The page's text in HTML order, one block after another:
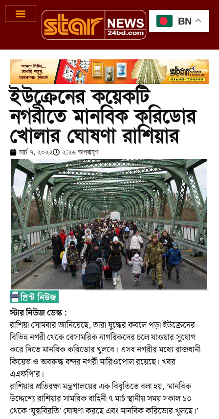
ইউক্রেনের কয়েকটি
নগরীতে মানবিক করিডোর
খোলার ঘোষণা রাশিয়ার
মার্চ ৭, ২০২২ ২:২৬ অপরাহ্ণ
স্টার নিউজ ডেস্ক :
রাশিয়া সোমবার জানিয়েছে, তারা যুদ্ধের কবলে পড়া ইউক্রেনের
বিভিন্ন নগরী থেকে বেসামরিক নাগরিকদের চলে যাওয়ার সুযোগ
করে দিতে মানবিক করিডোর খুলবে। এসব নগরীর মধ্যে রাজধানী
কিয়েভ ও অবরুদ্ধ বন্দর নগরী মারিওপোল রয়েছে। খবর
এএফপি’র।
রাশিয়ার প্রতিরক্ষা মন্ত্রণালয়ের এক বিবৃতিতে বলা হয়, ‘মানবিক
উদ্দেশ্যে রাশিয়ার সামরিক বাহিনী ৭ মার্চ স্থানীয় সময় সকাল ১০
থেকে ‘যুদ্ধবিরতি’ ঘোষণা করছে এবং মানবিক করিডোর খুলছে।’
BN